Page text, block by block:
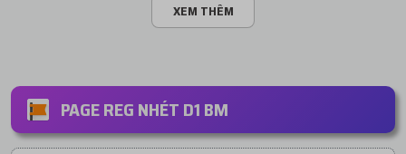
XEM THÊM
PAGE REG NHÉT D1 BM